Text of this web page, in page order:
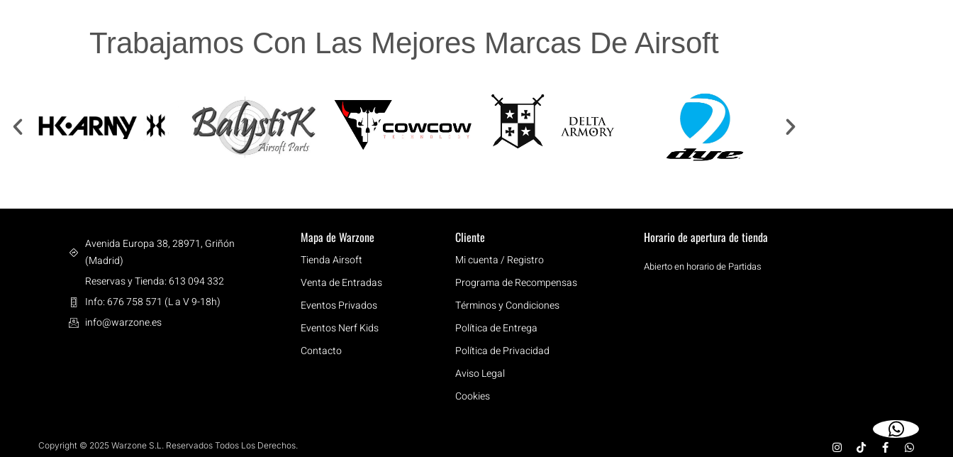
Trabajamos Con Las Mejores Marcas De Airsoft
Avenida Europa 38, 28971, Griñón
(Madrid)
Reservas y Tienda: 613 094 332
Info: 676 758 571 (L a V 9-18h)
info@warzone.es
Mapa de Warzone
Tienda Airsoft
Venta de Entradas
Eventos Privados
Eventos Nerf Kids
Contacto
Cliente
Mi cuenta / Registro
Programa de Recompensas
Términos y Condiciones
Política de Entrega
Política de Privacidad
Aviso Legal
Cookies
Horario de apertura de tienda
Abierto en horario de Partidas
Copyright © 2025 Warzone S.L. Reservados Todos Los Derechos.